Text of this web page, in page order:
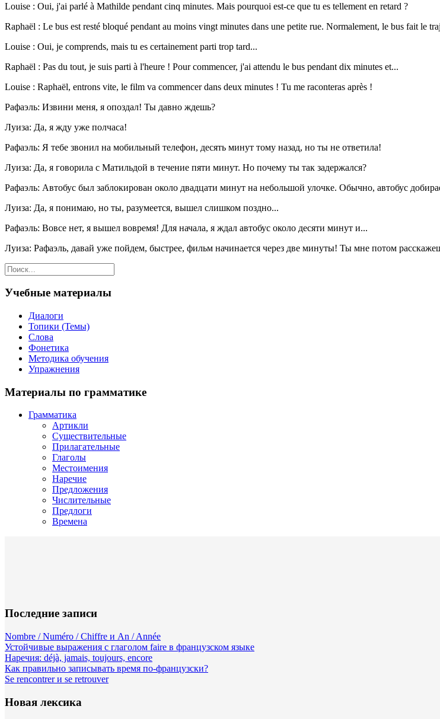
Louise : Oui, j'ai parlé à Mathilde pendant cinq minutes. Mais pourquoi est-ce que tu es tellement en retard ?
Raphaël : Le bus est resté bloqué pendant au moins vingt minutes dans une petite rue. Normalement, le bus fait le
Louise : Oui, je comprends, mais tu es certainement parti trop tard...
Raphaël : Pas du tout, je suis parti à l'heure ! Pour commencer, j'ai attendu le bus pendant dix minutes et...
Louise : Raphaël, entrons vite, le film va commencer dans deux minutes ! Tu me raconteras après !
Рафаэль: Извини меня, я опоздал! Ты давно ждешь?
Луиза: Да, я жду уже полчаса!
Рафаэль: Я тебе звонил на мобильный телефон, десять минут тому назад, но ты не ответила!
Луиза: Да, я говорила с Матильдой в течение пяти минут. Но почему ты так задержался?
Рафаэль: Автобус был заблокирован около двадцати минут на небольшой улочке. Обычно, автобус
Луиза: Да, я понимаю, но ты, разумеется, вышел слишком поздно...
Рафаэль: Вовсе нет, я вышел вовремя! Для начала, я ждал автобус около десяти минут и...
Луиза: Рафаэль, давай уже пойдем, быстрее, фильм начинается через две минуты! Ты мне потом
Учебные материалы
Диалоги
Топики (Темы)
Слова
Фонетика
Методика обучения
Упражнения
Материалы по грамматике
Грамматика
Артикли
Существительные
Прилагательные
Глаголы
Местоимения
Наречие
Предложения
Числительные
Предлоги
Времена
Последние записи
Nombre / Numéro / Chiffre и An / Année
Устойчивые выражения с глаголом faire в французском языке
Наречия: déjà, jamais, toujours, encore
Как правильно записывать время по-французски?
Se rencontrer и se retrouver
Новая лексика